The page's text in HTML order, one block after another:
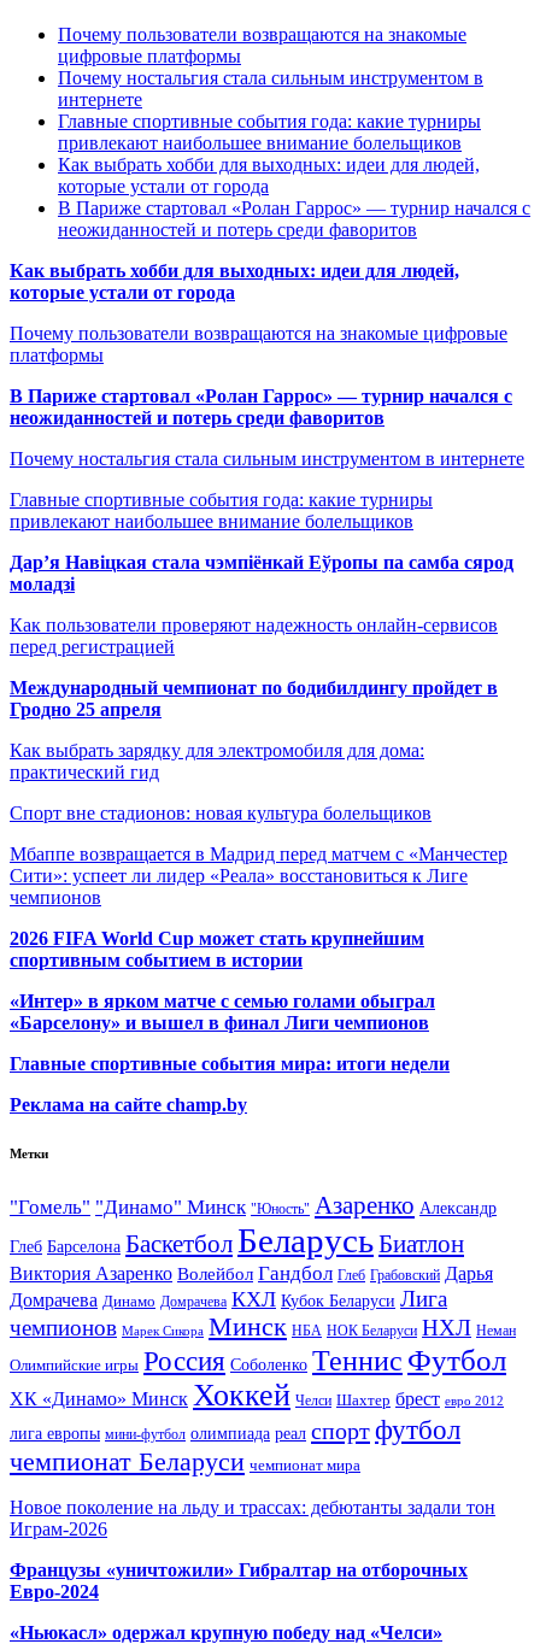
Почему пользователи возвращаются на знакомые
цифровые платформы
Почему ностальгия стала сильным инструментом в
интернете
Главные спортивные события года: какие турниры
привлекают наибольшее внимание болельщиков
Как выбрать хобби для выходных: идеи для людей,
которые устали от города
В Париже стартовал «Ролан Гаррос» — турнир начался с
неожиданностей и потерь среди фаворитов
Как выбрать хобби для выходных: идеи для людей,
которые устали от города
Почему пользователи возвращаются на знакомые цифровые
платформы
В Париже стартовал «Ролан Гаррос» — турнир начался с
неожиданностей и потерь среди фаворитов
Почему ностальгия стала сильным инструментом в интернете
Главные спортивные события года: какие турниры
привлекают наибольшее внимание болельщиков
Дар’я Навіцкая стала чэмпіёнкай Еўропы па самба сярод
моладзі
Как пользователи проверяют надежность онлайн-сервисов
перед регистрацией
Международный чемпионат по бодибилдингу пройдет в
Гродно 25 апреля
Как выбрать зарядку для электромобиля для дома:
практический гид
Спорт вне стадионов: новая культура болельщиков
Мбаппе возвращается в Мадрид перед матчем с «Манчестер
Сити»: успеет ли лидер «Реала» восстановиться к Лиге
чемпионов
2026 FIFA World Cup может стать крупнейшим
спортивным событием в истории
«Интер» в ярком матче с семью голами обыграл
«Барселону» и вышел в финал Лиги чемпионов
Главные спортивные события мира: итоги недели
Реклама на сайте champ.by
Метки
"Гомель" "Динамо" Минск "Юность" Азаренко Александр
Глеб Барселона Баскетбол БеларусьБиатлон
Виктория Азаренко Волейбол Гандбол Глеб Грабовский Дарья
Домрачева Динамо Домрачева КХЛ Кубок Беларуси Лига
чемпионов Марек Сикора Минск НБА НОК Беларуси НХЛ Неман
Олимпийские игры Россия Соболенко Теннис Футбол
ХК «Динамо» Минск Хоккей Челси Шахтер брест евро 2012
лига европы мини-футбол олимпиада реал спортфутбол
чемпионат Беларуси чемпионат мира
Новое поколение на льду и трассах: дебютанты задали тон
Играм-2026
Французы «уничтожили» Гибралтар на отборочных
Евро-2024
«Ньюкасл» одержал крупную победу над «Челси»